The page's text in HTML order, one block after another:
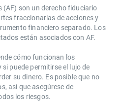
son un derecho fiduciario
fraccionarias de acciones y
financiero separado. Los
están asociados con AF.
cómo funcionan los
puede permitirse el lujo de
su dinero. Es posible que no
así que asegúrese de
los riesgos.